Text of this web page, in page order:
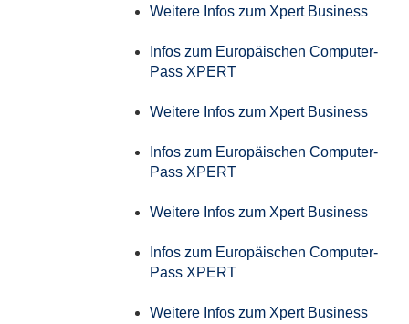
Weitere Infos zum Xpert Business
Infos zum Europäischen Computer-
Pass XPERT
Weitere Infos zum Xpert Business
Infos zum Europäischen Computer-
Pass XPERT
Weitere Infos zum Xpert Business
Infos zum Europäischen Computer-
Pass XPERT
Weitere Infos zum Xpert Business